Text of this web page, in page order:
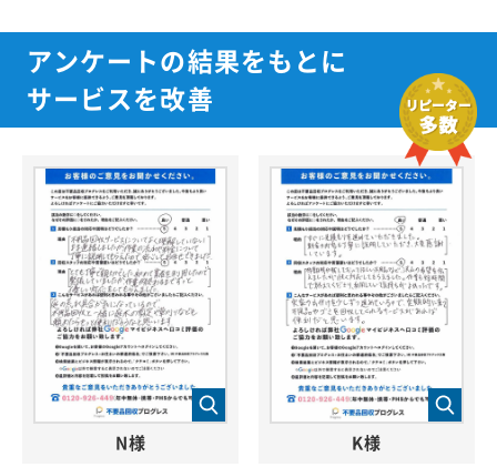
アンケートの結果をもとに
サービスを改善
N様 K様